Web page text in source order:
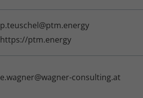
p.teuschel@ptm.energy
https://ptm.energy
e.wagner@wagner-consulting.at